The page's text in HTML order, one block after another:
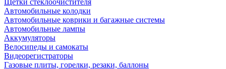
Щетки стеклоочистителя
Автомобильные колодки
Автомобильные коврики и багажные системы
Автомобильные лампы
Аккумуляторы
Велосипеды и самокаты
Видеорегистраторы
Газовые плиты, горелки, резаки, баллоны